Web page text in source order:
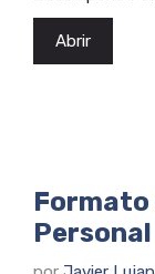
Abrir
Formato